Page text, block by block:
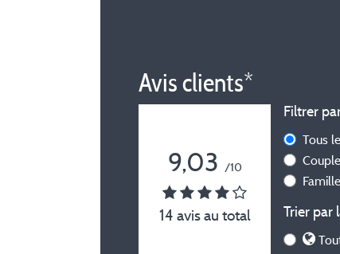
Avis clients*
9,03 /10
14 avis au total
Filtrer
Tous
Couple
Trier par